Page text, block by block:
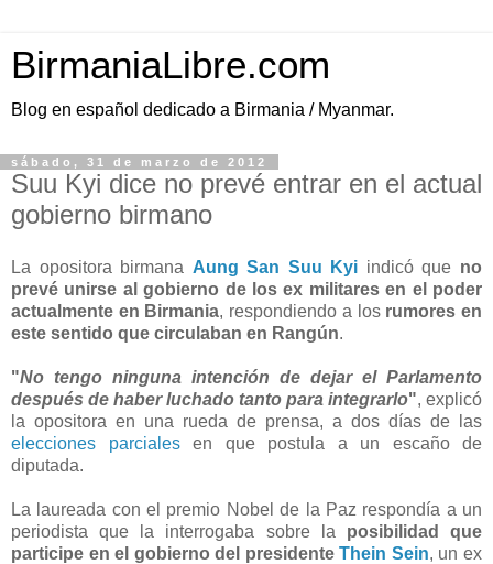
BirmaniaLibre.com
Blog en español dedicado a Birmania / Myanmar.
sábado, 31 de marzo de 2012
Suu Kyi dice no prevé entrar en el actual
gobierno birmano
La opositora birmana Aung San Suu Kyi indicó que no
prevé unirse al gobierno de los ex militares en el poder
actualmente en Birmania, respondiendo a los rumores en
este sentido que circulaban en Rangún.
"No tengo ninguna intención de dejar el Parlamento
después de haber luchado tanto para integrarlo", explicó
la opositora en una rueda de prensa, a dos días de las
elecciones parcialesen que postula a un escaño de
diputada.
La laureada con el premio Nobel de la Paz respondía a un
periodista que la interrogaba sobre la posibilidad que
participe en el gobierno del presidenteThein Sein, un ex